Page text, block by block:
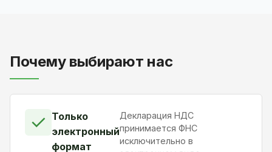
Почему выбирают нас
✓ Только
электронный
формат
Декларация НДС
принимается ФНС
исключительно в